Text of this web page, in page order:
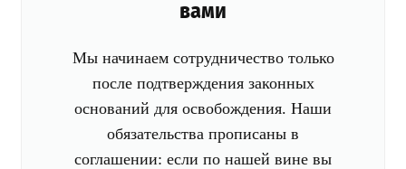
вами
Мы начинаем сотрудничество только
после подтверждения законных
оснований для освобождения. Наши
обязательства прописаны в
соглашении: если по нашей вине вы